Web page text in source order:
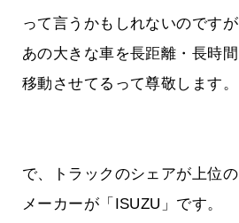
って言うかもしれないのですが
あの大きな車を長距離・長時間
移動させてるって尊敬します。
で、トラックのシェアが上位の
メーカーが「ISUZU」です。